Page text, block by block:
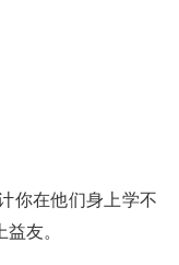
你在他们身上学不
友。